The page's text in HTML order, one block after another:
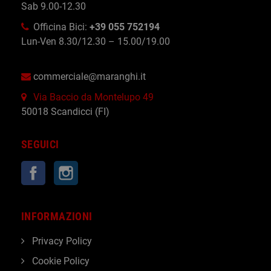
Sab 9.00-12.30
Officina Bici: +39 055 752194
Lun-Ven 8.30/12.30 – 15.00/19.00
commerciale@maranghi.it
Via Baccio da Montelupo 49
50018 Scandicci (FI)
SEGUICI
Facebook
INFORMAZIONI
Privacy Policy
Cookie Policy